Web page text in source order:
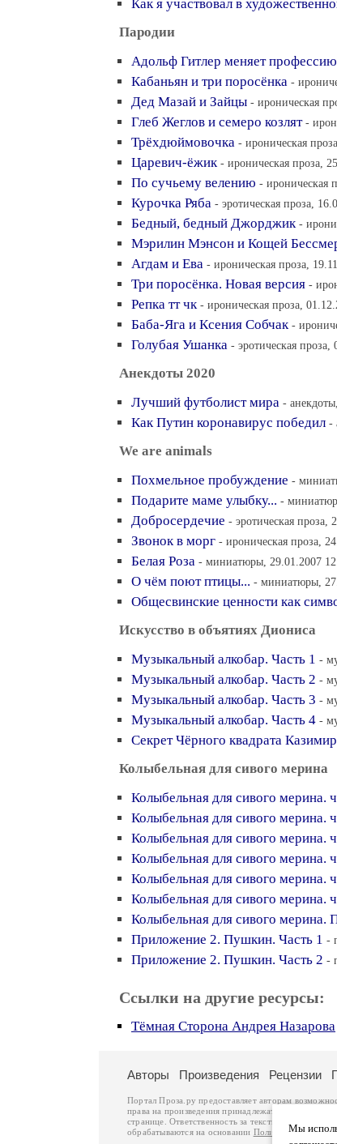
Как я участвовал в
Пародии
Адольф Гитлер меняет профессию
Кабаньян и три поросёнка -
Дед Мазай и Зайцы - ироническая
Глеб Жеглов и семеро козлят -
Трёхдюймовочка - ироническая
Царевич-ёжик - ироническая проза,
По сучьему велению - ироническая
Курочка Ряба - эротическая проза,
Бедный, бедный Джорджик -
Мэрилин Мэнсон и Кощей
Агдам и Ева - ироническая проза,
Три поросёнка. Новая версия -
Репка тт чк - ироническая проза,
Баба-Яга и Ксения Собчак -
Голубая Ушанка - эротическая проза,
Анекдоты 2020
Лучший футболист мира -
Как Путин коронавирус победил -
We are animals
Похмельное пробуждение -
Подарите маме улыбку... -
Добросердечие - эротическая проза,
Звонок в морг - ироническая проза,
Белая Роза - миниатюры, 29.01.2007
О чём поют птицы... - миниатюры,
Общесвинские ценности как
Искусство в объятиях Диониса
Музыкальный алкобар. Часть 1 -
Музыкальный алкобар. Часть 2 -
Музыкальный алкобар. Часть 3 -
Музыкальный алкобар. Часть 4 -
Секрет Чёрного квадрата
Колыбельная для сивого мерина
Колыбельная для сивого мерина.
Колыбельная для сивого мерина.
Колыбельная для сивого мерина.
Колыбельная для сивого мерина.
Колыбельная для сивого мерина.
Колыбельная для сивого мерина.
Колыбельная для сивого мерина.
Приложение 2. Пушкин. Часть 1 -
Приложение 2. Пушкин. Часть 2 -
Ссылки на другие ресурсы:
Тёмная Сторона Андрея Назарова
Мы
Авторы Произведения Рецензии
Портал Проза.ру предоставляет авторам
права на произведения принадлежат авторам и
странице. Ответственность за тексты
обрабатываются на основании Политики